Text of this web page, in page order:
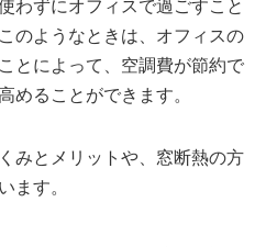
わずにオフィスで過ごすこと
のようなときは、オフィスの
とによって、空調費が節約で
めることができます。
みとメリットや、窓断熱の方
ます。